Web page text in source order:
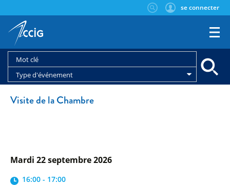
se connecter
Type d'événement
Visite de la Chambre
mardi 22 septembre 2026
16:00 - 17:00